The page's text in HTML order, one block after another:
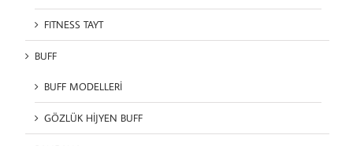
FITNESS TAYT
BUFF
BUFF MODELLERİ
GÖZLÜK HİJYEN BUFF